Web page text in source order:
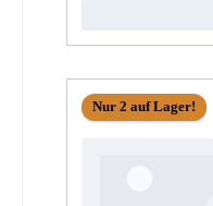
Nur 2 auf Lager!